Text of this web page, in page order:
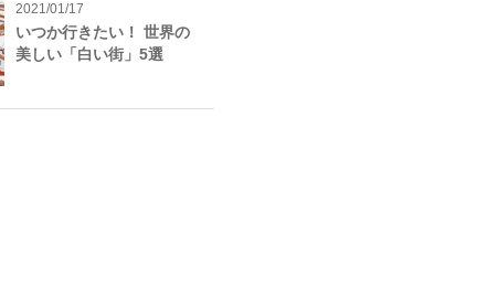
2021/01/17
いつか行きたい！ 世界の
美しい「白い街」5選